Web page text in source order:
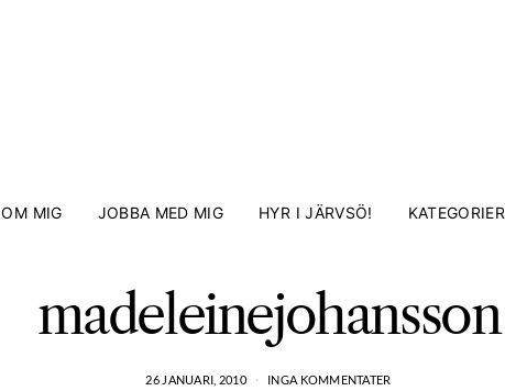
OM MIG JOBBA MED MIG HYR I JÄRVSÖ! KATEGORIER
madeleinejohansson
26 JANUARI, 2010 INGA KOMMENTATER